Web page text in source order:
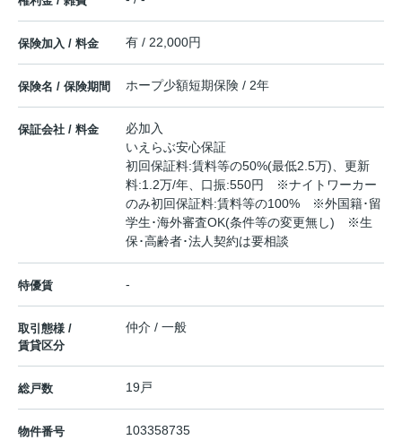
保険加入 / 料金 有 / 22,000円
保険名 / 保険期間 ホープ少額短期保険 / 2年
保証会社 / 料金
必加入
いえらぶ安心保証
初回保証料:賃料等の50%(最低2.5万)、更新
料:1.2万/年、口振:550円 ※ナイトワーカー
のみ初回保証料:賃料等の100% ※外国籍･留
学生･海外審査OK(条件等の変更無し) ※生
保･高齢者･法人契約は要相談
特優賃 -
取引態様 /
賃貸区分
仲介 / 一般
総戸数 19戸
物件番号 103358735